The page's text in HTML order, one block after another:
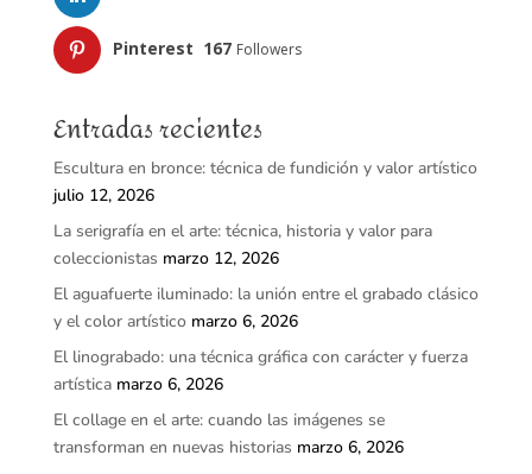
Pinterest 167 Followers
Entradas recientes
Escultura en bronce: técnica de fundición y valor artístico
julio 12, 2026
La serigrafía en el arte: técnica, historia y valor para
coleccionistas marzo 12, 2026
El aguafuerte iluminado: la unión entre el grabado clásico
y el color artístico marzo 6, 2026
El linograbado: una técnica gráfica con carácter y fuerza
artística marzo 6, 2026
El collage en el arte: cuando las imágenes se
transforman en nuevas historias marzo 6, 2026